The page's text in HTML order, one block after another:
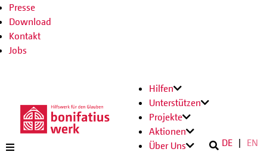
Presse
Download
Kontakt
Jobs
Hilfen
Unterstützen
Projekte
Aktionen
Über Uns
DE EN